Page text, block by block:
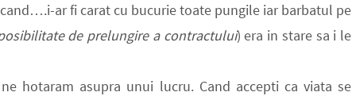
ar fi carat cu bucurie toate pungile iar barbatul pe
de prelungire a contractului) era in stare sa i le
hotaram asupra unui lucru. Cand accepti ca viata se